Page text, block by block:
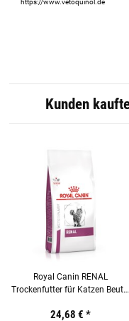
Kunden
Royal Canin RENAL
Trockenfutter für Katzen Beutel
24,68 € *